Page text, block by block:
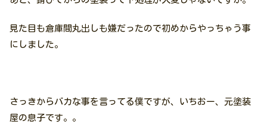
見た目も倉庫間丸出しも嫌だったので初めからやっちゃう事
にしました。
さっきからバカな事を言ってる僕ですが、いちおー、元塗装
屋の息子です。。